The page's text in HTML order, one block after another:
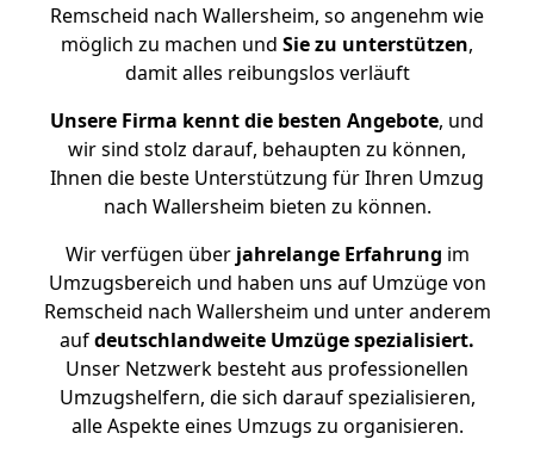
Remscheid nach Wallersheim, so angenehm wie
möglich zu machen und Sie zu unterstützen,
damit alles reibungslos verläuft
Unsere Firma kennt die besten Angebote, und
wir sind stolz darauf, behaupten zu können,
Ihnen die beste Unterstützung für Ihren Umzug
nach Wallersheim bieten zu können.
Wir verfügen überjahrelange Erfahrung im
Umzugsbereich und haben uns auf Umzüge von
Remscheid nach Wallersheim und unter anderem
aufdeutschlandweite Umzüge spezialisiert.
Unser Netzwerk besteht aus professionellen
Umzugshelfern, die sich darauf spezialisieren,
alle Aspekte eines Umzugs zu organisieren.